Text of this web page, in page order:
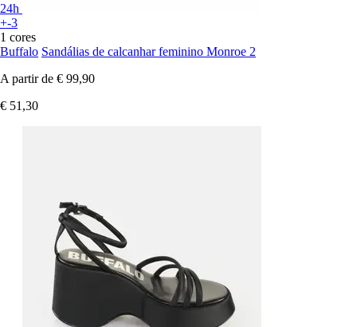
24h
+-3
1 cores
Buffalo Sandálias de calcanhar feminino Monroe 2
A partir de € 99,90
€ 51,30